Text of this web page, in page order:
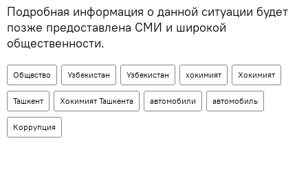
Подробная информация о данной ситуации будет
позже предоставлена ​​СМИ и широкой
общественности.
Общество Узбекистан Узбекистан хокимият Хокимият
Ташкент Хокимият Ташкента автомобили автомобиль
Коррупция